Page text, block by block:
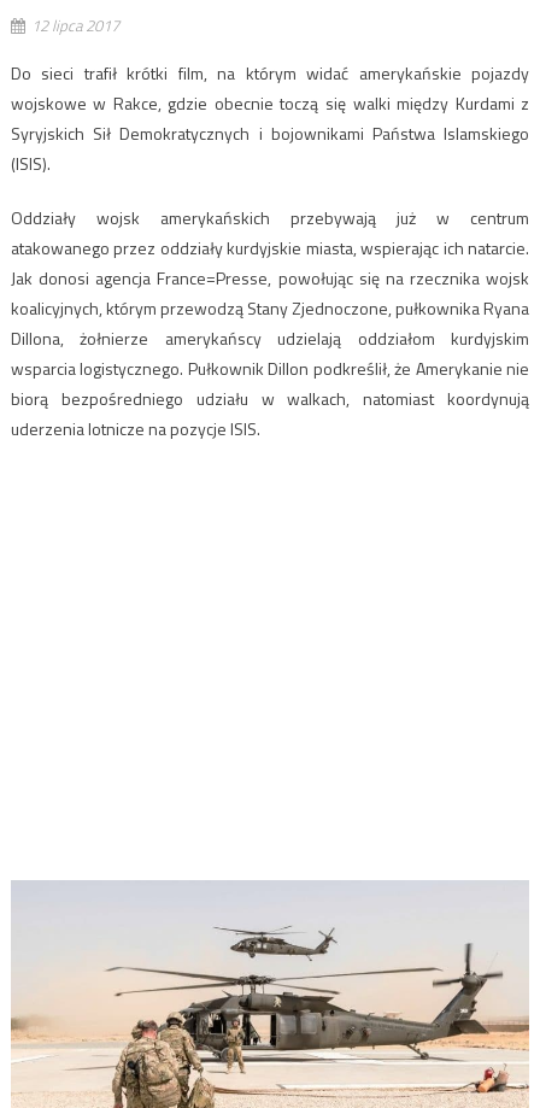
12 lipca 2017
Do sieci trafił krótki film, na którym widać amerykańskie pojazdy
wojskowe w Rakce, gdzie obecnie toczą się walki między Kurdami z
Syryjskich Sił Demokratycznych i bojownikami Państwa Islamskiego
(ISIS).
Oddziały wojsk amerykańskich przebywają już w centrum
atakowanego przez oddziały kurdyjskie miasta, wspierając ich natarcie.
Jak donosi agencja France=Presse, powołując się na rzecznika wojsk
koalicyjnych, którym przewodzą Stany Zjednoczone, pułkownika Ryana
Dillona, żołnierze amerykańscy udzielają oddziałom kurdyjskim
wsparcia logistycznego. Pułkownik Dillon podkreślił, że Amerykanie nie
biorą bezpośredniego udziału w walkach, natomiast koordynują
uderzenia lotnicze na pozycje ISIS.